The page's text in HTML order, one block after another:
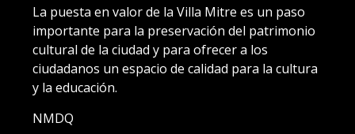
La puesta en valor de la Villa Mitre es un paso
importante para la preservación del patrimonio
cultural de la ciudad y para ofrecer a los
ciudadanos un espacio de calidad para la cultura
y la educación.
NMDQ